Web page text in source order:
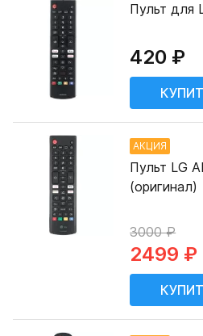
Пульт для
420 ₽
АКЦИЯ
Пульт LG
(оригинал)
3000 ₽
2499 ₽